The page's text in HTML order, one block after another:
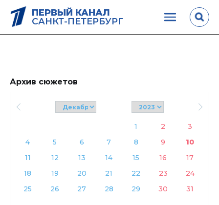
ПЕРВЫЙ КАНАЛ
САНКТ-ПЕТЕРБУРГ
Архив сюжетов
1 2
3
4
5 6 7 8 9
10
11
12 13 14 15 16
17
18
19 20 21 22 23
24
25
26 27 28 29 30 31